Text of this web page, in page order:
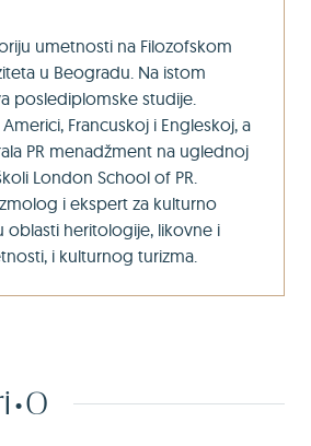
umetnosti na Filozofskom
u Beogradu. Na istom
poslediplomske studije.
Francuskoj i Engleskoj, a
PR menadžment na uglednoj
London School of PR.
i ekspert za kulturno
oblasti heritologije, likovne i
i kulturnog turizma.
0